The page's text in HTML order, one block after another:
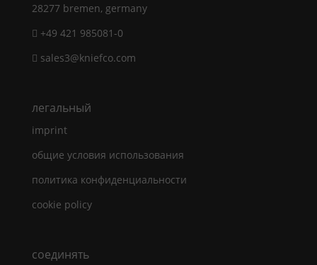
28277 bremen, germany
+49 421 985081-0
sales3@kniefco.com
легальный
imprint
общие условия использования
политика конфиденциальности
cookie policy
cоединять